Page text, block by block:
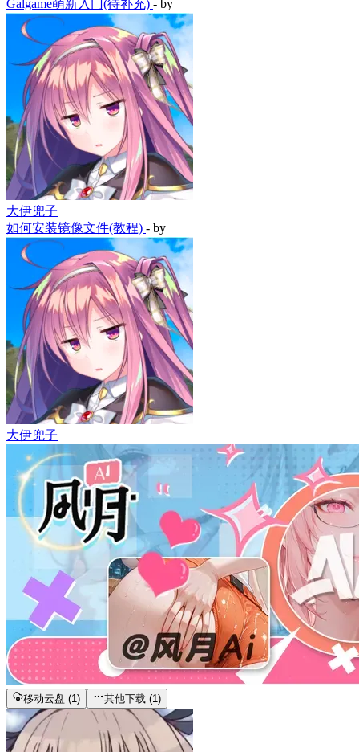
Galgame萌新入门(待补充) - by
大伊兜子
如何安装镜像文件(教程) - by
大伊兜子
移动云盘 (1) 其他下载 (1)